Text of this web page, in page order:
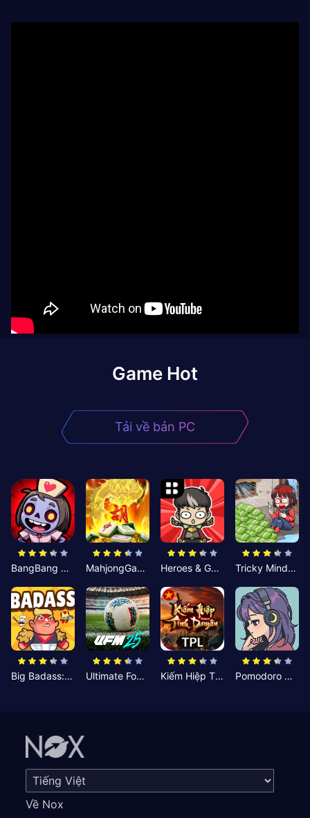
Game Hot
Tải về bản PC
BangBang Zombies:Chiến Shelter MahjongGame Heroes & Gear? Yoink! Tricky Minds: Brainy Puzzle
Big Badass: Game AFK Idle RPG Ultimate Football Manager Kiếm Hiệp Tình Duyên Pomodoro Nhỏ: Giờ Tập Trung
Về Nox